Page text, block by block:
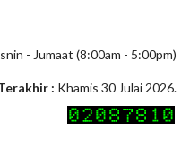
- Jumaat (8:00am - 5:00pm)
: Khamis 30 Julai 2026.